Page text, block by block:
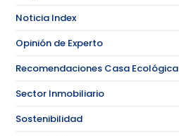
Noticia Index
Opinión de Experto
Recomendaciones Casa Ecológica
Sector Inmobiliario
Sostenibilidad